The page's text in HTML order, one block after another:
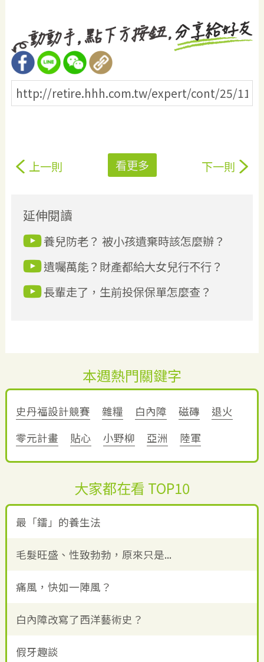
上一則 看更多 下一則
延伸閱讀
養兒防老？ 被小孩遺棄時該怎麼辦？
遺囑萬能？財產都給大女兒行不行？
長輩走了，生前投保保單怎麼查？
本週熱門關鍵字
史丹福設計競賽 雜糧 白內障 磁磚
退火
零元計畫
貼心 小野柳 亞洲 陸軍
大家都在看 TOP10
最「鐳」的養生法
毛髮旺盛、性致勃勃，原來只是...
痛風，快如一陣風？
白內障改寫了西洋藝術史？
假牙趣談